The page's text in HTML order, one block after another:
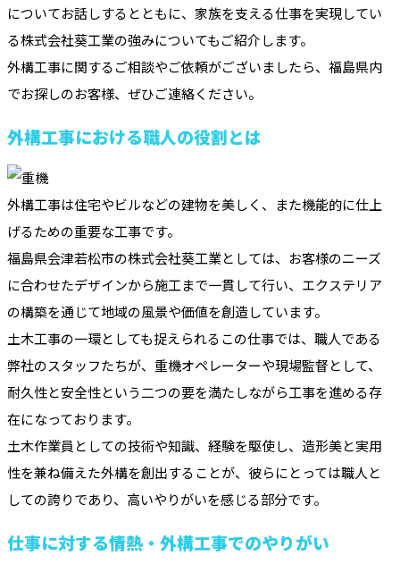
についてお話しするとともに、家族を支える仕事を実現してい
る株式会社葵工業の強みについてもご紹介します。
外構工事に関するご相談やご依頼がございましたら、福島県内
でお探しのお客様、ぜひご連絡ください。
外構工事における職人の役割とは
外構工事は住宅やビルなどの建物を美しく、また機能的に仕上
げるための重要な工事です。
福島県会津若松市の株式会社葵工業としては、お客様のニーズ
に合わせたデザインから施工まで一貫して行い、エクステリア
の構築を通じて地域の風景や価値を創造しています。
土木工事の一環としても捉えられるこの仕事では、職人である
弊社のスタッフたちが、重機オペレーターや現場監督として、
耐久性と安全性という二つの要を満たしながら工事を進める存
在になっております。
土木作業員としての技術や知識、経験を駆使し、造形美と実用
性を兼ね備えた外構を創出することが、彼らにとっては職人と
しての誇りであり、高いやりがいを感じる部分です。
仕事に対する情熱・外構工事でのやりがい